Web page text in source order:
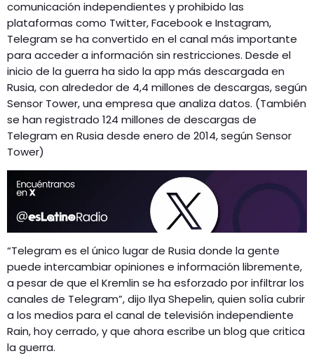
comunicación independientes y prohibido las
plataformas como Twitter, Facebook e Instagram,
Telegram se ha convertido en el canal más importante
para acceder a información sin restricciones. Desde el
inicio de la guerra ha sido la app más descargada en
Rusia, con alrededor de 4,4 millones de descargas, según
Sensor Tower, una empresa que analiza datos. (También
se han registrado 124 millones de descargas de
Telegram en Rusia desde enero de 2014, según Sensor
Tower)
“Telegram es el único lugar de Rusia donde la gente
puede intercambiar opiniones e información libremente,
a pesar de que el Kremlin se ha esforzado por infiltrar los
canales de Telegram”, dijo Ilya Shepelin, quien solía cubrir
a los medios para el canal de televisión independiente
Rain, hoy cerrado, y que ahora escribe un blog que critica
la guerra.